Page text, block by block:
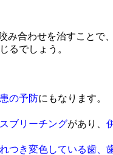
合わせを治すことで、
るでしょう。
の予防にもなります。
ブリーチングがあり、
つき変色している歯、